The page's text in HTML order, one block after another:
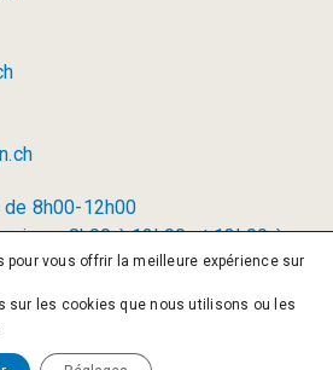
8h00-12h00
8h00 à 12h00 et 13h00 à
pour vous offrir la meilleure expérience sur
sur les cookies que nous utilisons ou les